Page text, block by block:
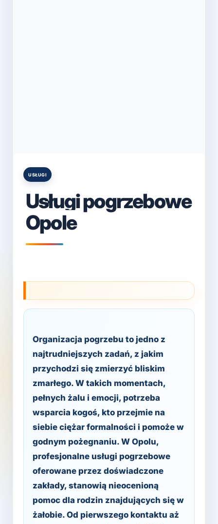
Posted
USŁUGI
Usługi pogrzebowe
Opole
Organizacja pogrzebu to jedno z
najtrudniejszych zadań, z jakim
przychodzi się zmierzyć bliskim
zmarłego. W takich momentach,
pełnych żalu i emocji, potrzeba
wsparcia kogoś, kto przejmie na
siebie ciężar formalności i pomoże w
godnym pożegnaniu. W Opolu,
profesjonalne usługi pogrzebowe
oferowane przez doświadczone
zakłady, stanowią nieocenioną
pomoc dla rodzin znajdujących się w
żałobie. Od pierwszego kontaktu aż